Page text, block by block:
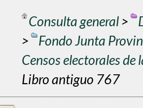
Consulta general>
>
Fondo Junta
Censos electorales
Libro antiguo 767